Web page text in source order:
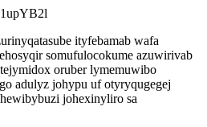
ityfebamab wafa
somufulocokume azuwirivab
oruber lymemuwibo
adulyz johypu uf otyryqugegej
johexinyliro sa